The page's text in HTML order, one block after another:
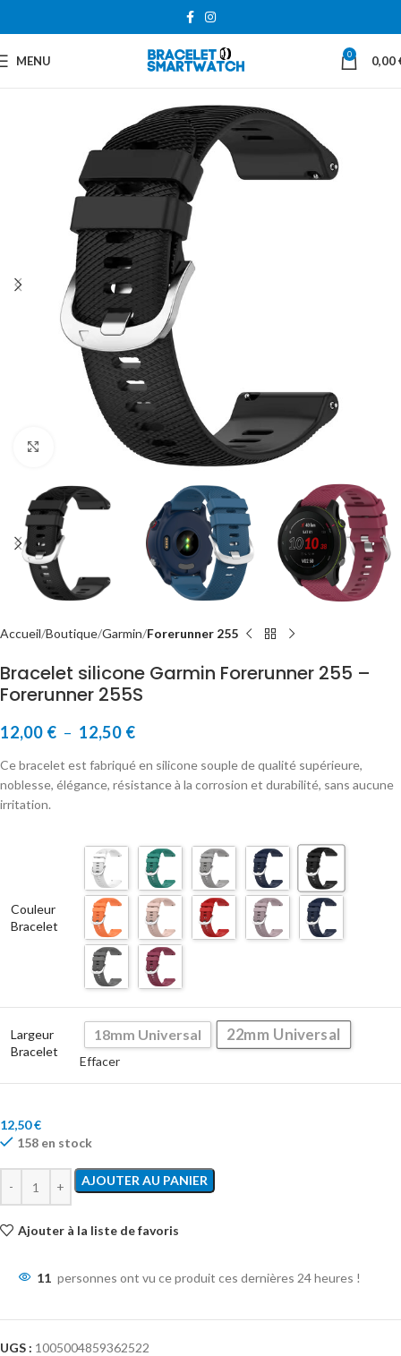
MENU 0 0,00
Cliquer pour agrandir
Accueil Boutique Garmin Forerunner 255
Bracelet silicone Garmin Forerunner 255 –
Forerunner 255S
12,00 € – 12,50 €
Ce bracelet est fabriqué en silicone souple de qualité supérieure,
noblesse, élégance, résistance à la corrosion et durabilité, sans aucune
irritation.
Couleur
Bracelet
Largeur
Bracelet
18mm Universal 22mm Universal
Effacer
12,50€
158 en stock
AJOUTER AU PANIER
Ajouter à la liste de favoris
11 personnes ont vu ce produit ces dernières 24 heures !
UGS : 1005004859362522